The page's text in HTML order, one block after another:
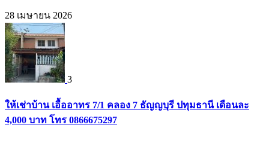
28 เมษายน 2026
3
ให้เช่าบ้าน เอื้ออาทร 7/1 คลอง 7 ธัญญบุรี ปทุมธานี เดือนละ
4,000 บาท โทร 0866675297